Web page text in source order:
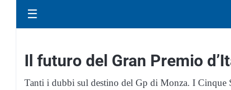
☰
Il futuro del Gran Premio
Tanti i dubbi sul destino del Gp di Monza. I